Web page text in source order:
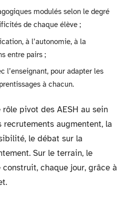
modulés selon le degré
de chaque élève ;
à l’autonomie, à la
entre pairs ;
l’enseignant, pour adapter les
à chacun.
pivot des AESH au sein
recrutements augmentent, la
le débat sur la
Sur le terrain, le
chaque jour, grâce à